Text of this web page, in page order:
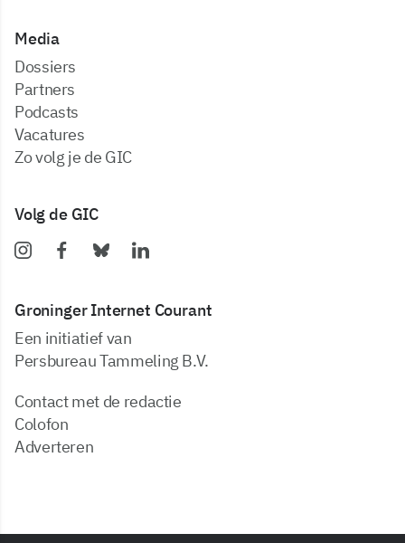
Media
dossiers
partners
podcasts
vacatures
zo volg je de GIC
Volg de GIC
Groninger Internet Courant
Een initiatief van
Persbureau Tammeling B.V.
Contact met de redactie
Colofon
Adverteren